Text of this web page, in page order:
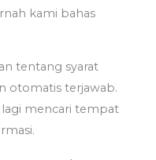
kami bahas
tentang syarat
otomatis terjawab.
mencari tempat